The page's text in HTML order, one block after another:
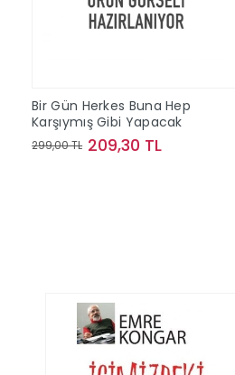
Bir Gün Herkes Buna Hep
Karşıymış Gibi Yapacak
299,00 TL 209,30 TL